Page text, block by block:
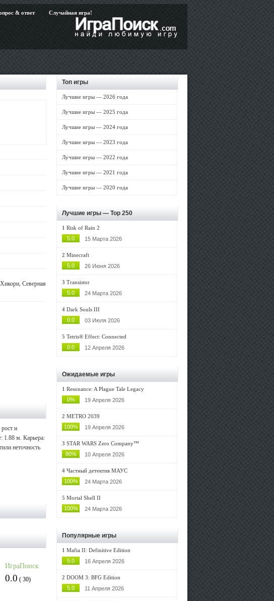
& ответ Случайная игра!
Северная
и
1.88 м. Карьера:
неточность
ИграПоиск
0.0 ( 30)
Топ игры
Лучшие игры — 2026 года
Лучшие игры — 2025 года
Лучшие игры — 2024 года
Лучшие игры — 2023 года
Лучшие игры — 2022 года
Лучшие игры — 2021 года
Лучшие игры — 2020 года
Лучшие игры — Top 250
1 Risk of Rain 2
5.0
15 Марта 2026
2 Minecraft
5.0
26 Июня 2026
3 Transistor
5.0
24 Марта 2026
4 Dark Souls III
0.0
03 Июля 2026
5 Tetris® Effect: Connected
0.0
12 Апреля 2026
Ожидаемые игры
1 Resonance: A Plague Tale Legacy
0%
19 Апреля 2026
2 METRO 2039
100%
19 Апреля 2026
3 STAR WARS Zero Company™
80%
10 Апреля 2026
4 Частный детектив МАУС
100%
24 Марта 2026
5 Mortal Shell II
100%
24 Марта 2026
Популярные игры
1 Mafia II: Definitive Edition
5.0
16 Апреля 2026
2 DOOM 3: BFG Edition
5.0
11 Апреля 2026